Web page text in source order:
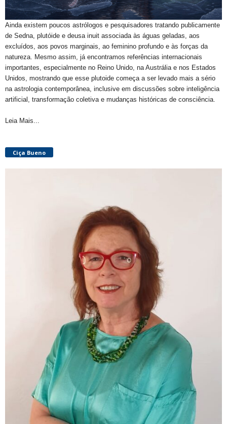
Ainda existem poucos astrólogos e pesquisadores tratando publicamente
de Sedna, plutóide e deusa inuit associada às águas geladas, aos
excluídos, aos povos marginais, ao feminino profundo e às forças da
natureza. Mesmo assim, já encontramos referências internacionais
importantes, especialmente no Reino Unido, na Austrália e nos Estados
Unidos, mostrando que esse plutoide começa a ser levado mais a sério
na astrologia contemporânea, inclusive em discussões sobre inteligência
artificial, transformação coletiva e mudanças históricas de consciência.
Leia Mais...
Ciça Bueno